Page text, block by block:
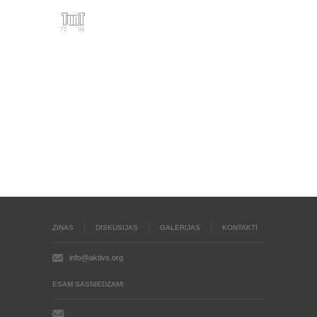
ZIŅAS DISKUSIJAS GALERIJAS KONTAKTI
info@aktivs.org
ESAM SASNIEDZAMI